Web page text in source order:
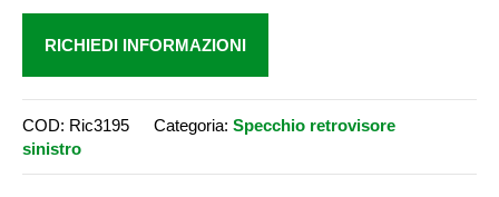
RICHIEDI INFORMAZIONI
COD: Ric3195 Categoria: Specchio retrovisore
sinistro